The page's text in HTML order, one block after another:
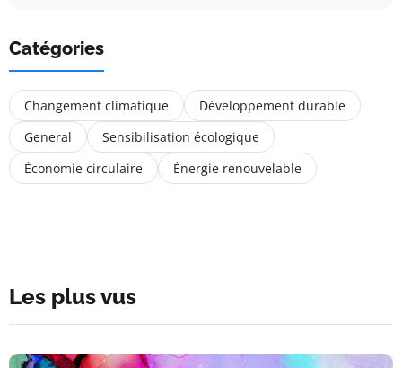
Catégories
Changement climatique
Développement durable
General
Sensibilisation écologique
Économie circulaire
Énergie renouvelable
Les plus vus